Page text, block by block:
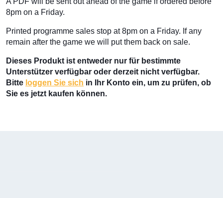
8pm on a Friday.
Printed programme sales stop at 8pm on a Friday. If any
remain after the game we will put them back on sale.
Dieses Produkt ist entweder nur für bestimmte
Unterstützer verfügbar oder derzeit nicht verfügbar.
Bitte loggen Sie sich in Ihr Konto ein, um zu prüfen, ob
Sie es jetzt kaufen können.